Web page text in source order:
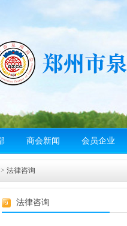
商会新闻 会员企业
> 法律咨询
法律咨询